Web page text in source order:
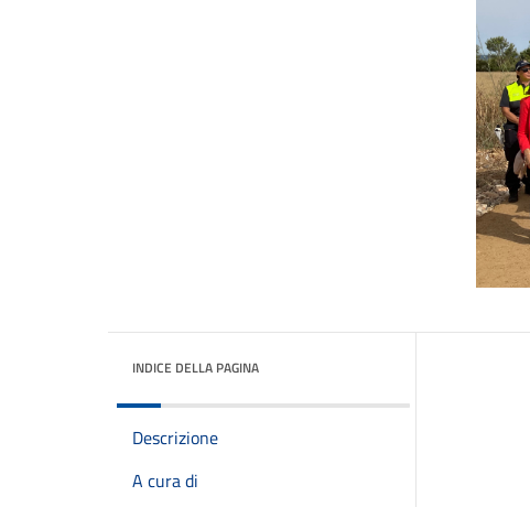
INDICE DELLA PAGINA
Descrizione
A cura di